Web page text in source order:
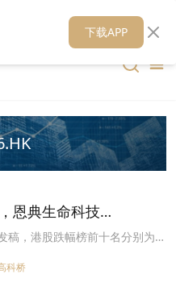
财华媒体矩阵 财华智库
恩典生命科技
展控股(08423.HK)跌
稿，港股跌幅榜前十名分别为恩
、国家联合资源(00254.HK)
跌幅20.42%、易居企业控股
科桥
下载APP